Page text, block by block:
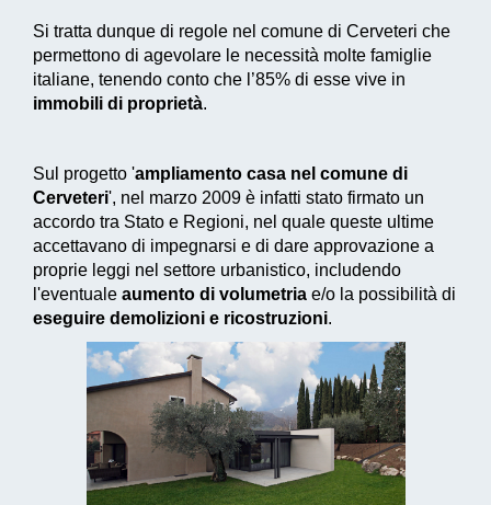
Si tratta dunque di regole nel comune di Cerveteri che
permettono di agevolare le necessità molte famiglie
italiane, tenendo conto che l’85% di esse vive in
immobili di proprietà.
Sul progetto 'ampliamento casa nel comune di
Cerveteri', nel marzo 2009 è infatti stato firmato un
accordo tra Stato e Regioni, nel quale queste ultime
accettavano di impegnarsi e di dare approvazione a
proprie leggi nel settore urbanistico, includendo
l'eventuale aumento di volumetria e/o la possibilità di
eseguire demolizioni e ricostruzioni.